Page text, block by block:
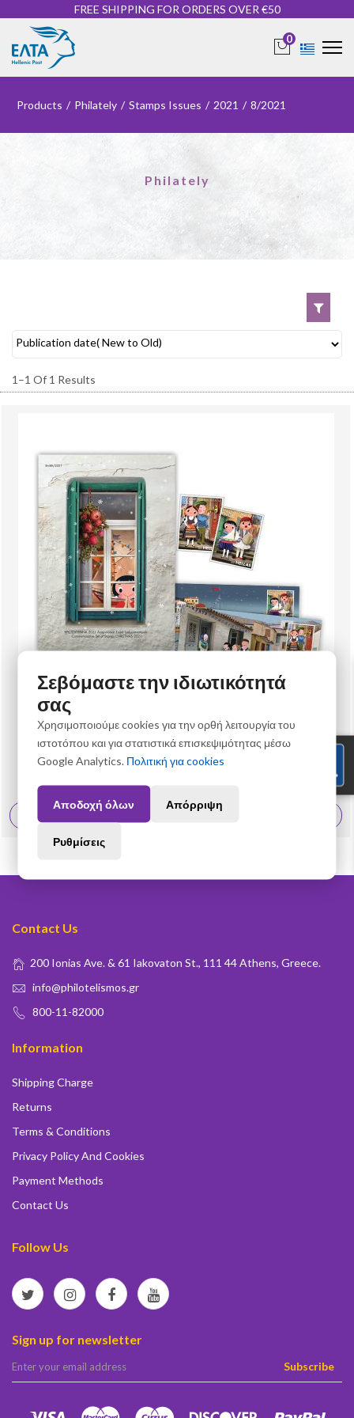
FREE SHIPPING FOR ORDERS OVER €50
0
Products / Philately / Stamps Issues / 2021 / 8/2021
Philately
1–1 Of 1 Results
8/2021
8/2021 – Numbered Set Album “Christmas 2021”
View More
Contact Us
200 Ionias Ave. & 61 Iakovaton St., 111 44 Athens, Greece.
info@philotelismos.gr
800-11-82000
Information
Shipping Charge
Returns
Terms & Conditions
Privacy Policy And Cookies
Payment Methods
Contact Us
Follow Us
Sign up for newsletter
elta Subscribe
Σεβόμαστε την ιδιωτικότητά
σας
Χρησιμοποιούμε cookies για την ορθή λειτουργία του
ιστοτόπου και για στατιστικά επισκεψιμότητας μέσω
Google Analytics. Πολιτική για cookies
Αποδοχή όλων Απόρριψη
Ρυθμίσεις